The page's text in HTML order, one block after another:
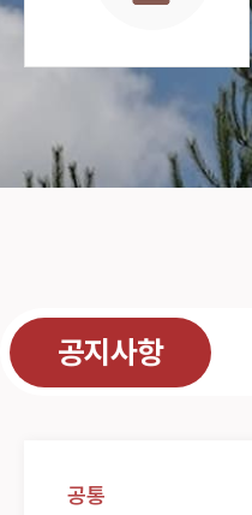
공지사항
공통